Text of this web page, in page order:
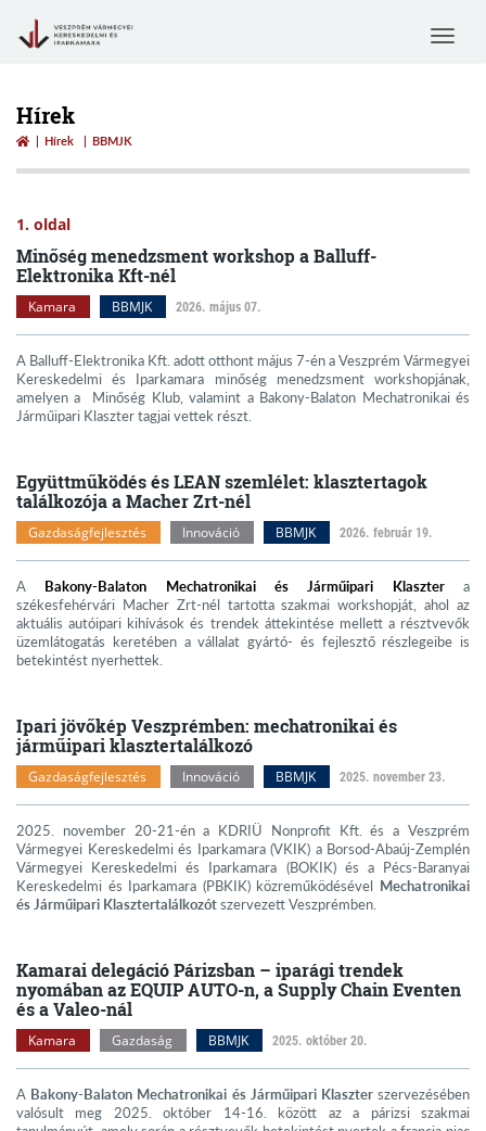
Toggle
Hírek
Hírek BBMJK
1. oldal
Minőség menedzsment workshop a Balluff-
Elektronika Kft-nél
Kamara BBMJK 2026. május 07.
A Balluff-Elektronika Kft. adott otthont május 7-én a Veszprém Vármegyei
Kereskedelmi és Iparkamara minőség menedzsment workshopjának,
amelyen a Minőség Klub, valamint a Bakony-Balaton Mechatronikai és
Járműipari Klaszter tagjai vettek részt.
Együttműködés és LEAN szemlélet: klasztertagok
találkozója a Macher Zrt-nél
Gazdaságfejlesztés Innováció BBMJK 2026. február 19.
A Bakony-Balaton Mechatronikai és Járműipari Klasztera
székesfehérvári Macher Zrt-nél tartotta szakmai workshopját, ahol az
aktuális autóipari kihívások és trendek áttekintése mellett a résztvevők
üzemlátogatás keretében a vállalat gyártó- és fejlesztő részlegeibe is
betekintést nyerhettek.
Ipari jövőkép Veszprémben: mechatronikai és
járműipari klasztertalálkozó
Gazdaságfejlesztés Innováció BBMJK 2025. november 23.
2025. november 20-21-én a KDRIÜ Nonprofit Kft. és a Veszprém
Vármegyei Kereskedelmi és Iparkamara (VKIK) a Borsod-Abaúj-Zemplén
Vármegyei Kereskedelmi és Iparkamara (BOKIK) és a Pécs-Baranyai
Kereskedelmi és Iparkamara (PBKIK) közreműködésével Mechatronikai
és Járműipari Klasztertalálkozótszervezett Veszprémben.
Kamarai delegáció Párizsban – iparági trendek
nyomában az EQUIP AUTO-n, a Supply Chain Eventen
és a Valeo-nál
Kamara Gazdaság BBMJK 2025. október 20.
A Bakony-Balaton Mechatronikai és Járműipari Klaszterszervezésében
valósult meg 2025. október 14-16. között az a párizsi szakmai